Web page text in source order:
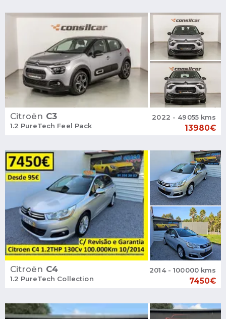
Citroën C3
1.2 PureTech Feel Pack
2022 - 49055 kms
13980€
Citroën C4
1.2 PureTech Collection
2014 - 100000 kms
7450€